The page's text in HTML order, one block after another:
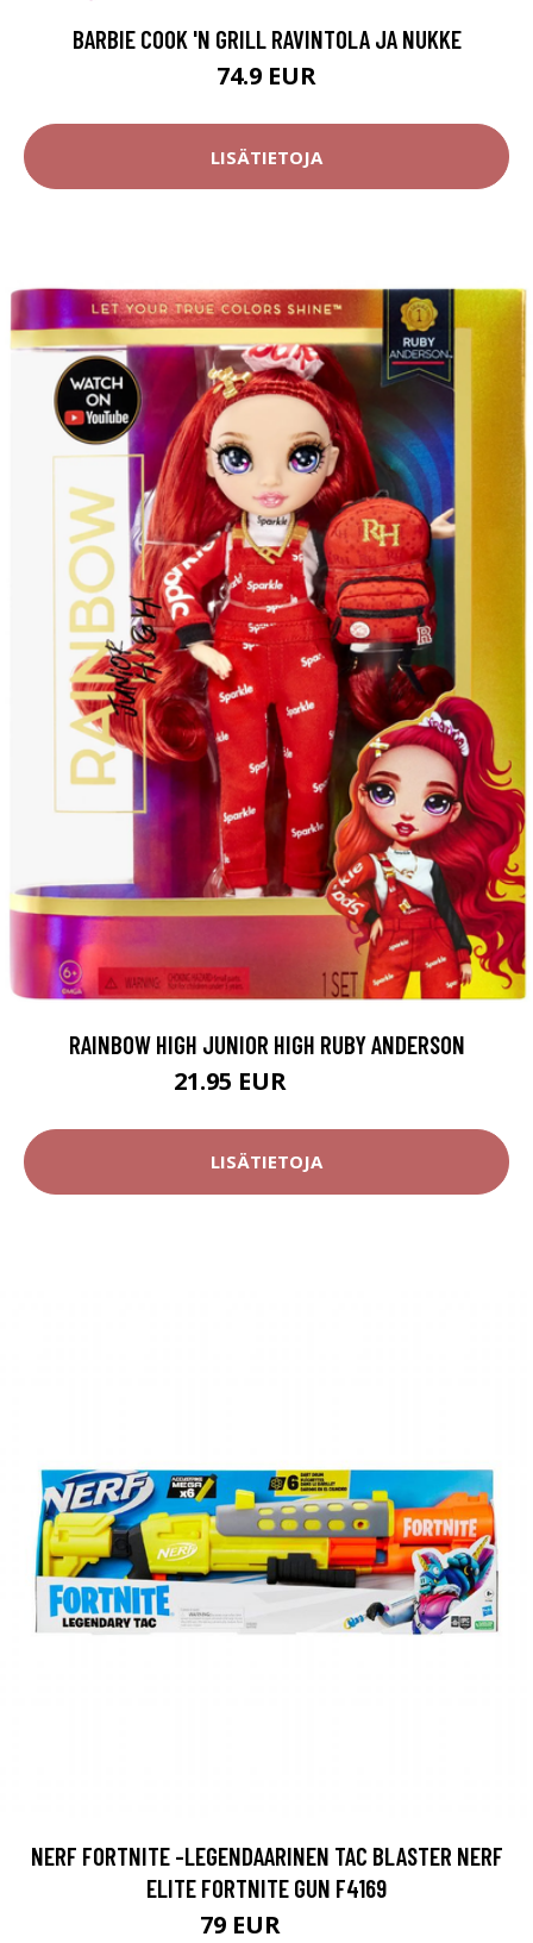
BARBIE COOK 'N GRILL RAVINTOLA JA NUKKE
74.9 EUR
LISÄTIETOJA
RAINBOW HIGH JUNIOR HIGH RUBY ANDERSON
21.95 EUR
LISÄTIETOJA
NERF FORTNITE -LEGENDAARINEN TAC BLASTER NERF
ELITE FORTNITE GUN F4169
79 EUR